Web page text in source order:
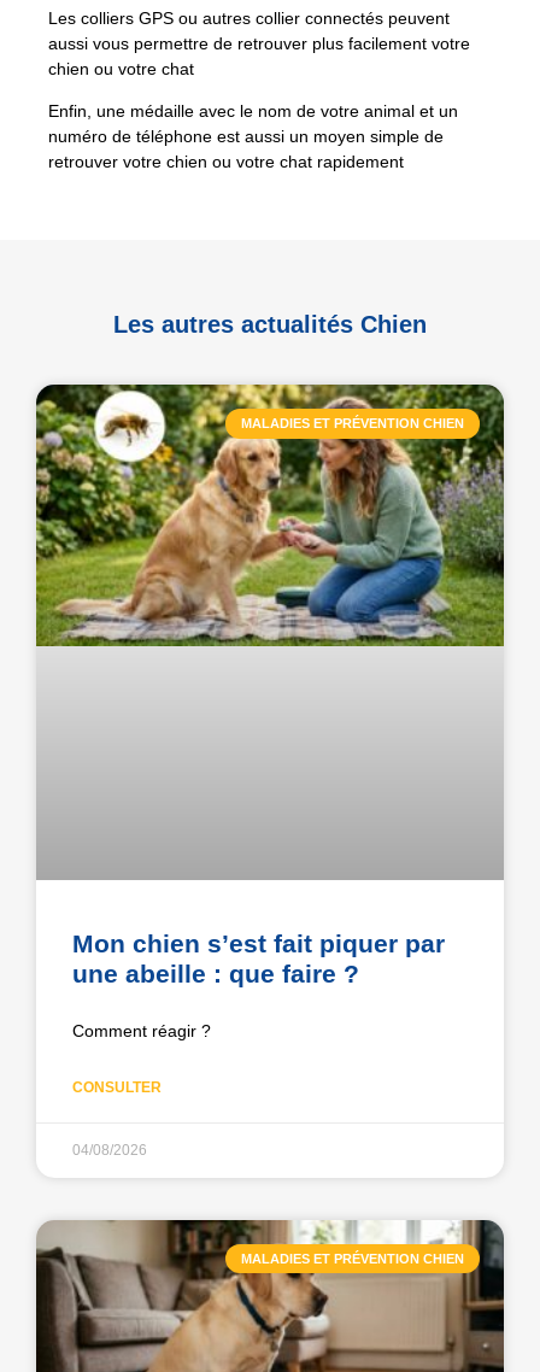
Les colliers GPS ou autres collier connectés peuvent
aussi vous permettre de retrouver plus facilement votre
chien ou votre chat
Enfin, une médaille avec le nom de votre animal et un
numéro de téléphone est aussi un moyen simple de
retrouver votre chien ou votre chat rapidement
Les autres actualités Chien
MALADIES ET PRÉVENTION CHIEN
Mon chien s’est fait piquer par
une abeille : que faire ?
Comment réagir ?
CONSULTER
04/08/2026
MALADIES ET PRÉVENTION CHIEN